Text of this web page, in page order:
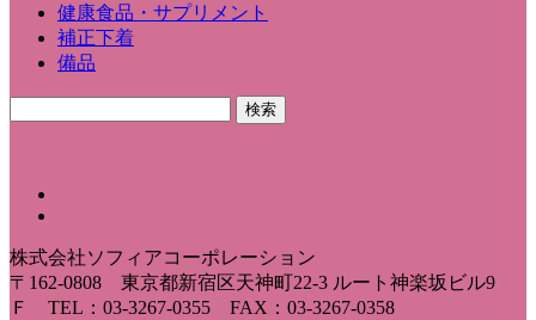
健康食品・サプリメント
補正下着
備品
株式会社ソフィアコーポレーション
〒162-0808 東京都新宿区天神町22-3 ルート神楽坂ビル9
Ｆ TEL：03-3267-0355 FAX：03-3267-0358